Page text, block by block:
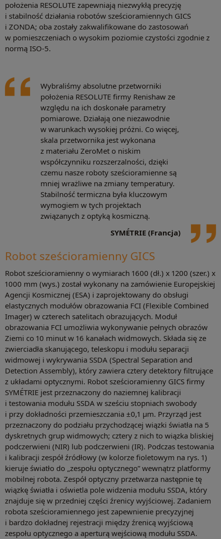
położenia RESOLUTE zapewniają niezwykłą precyzję
i stabilność działania robotów sześcioramiennych GICS
i ZONDA; oba zostały zakwalifikowane do zastosowań
w pomieszczeniach o wysokim poziomie czystości zgodnie z
normą ISO-5.
Wybraliśmy absolutne przetworniki
położenia RESOLUTE firmy Renishaw ze
względu na ich doskonałe parametry
pomiarowe. Działają one niezawodnie
w warunkach wysokiej próżni. Co więcej,
skala przetwornika jest wykonana
z materiału ZeroMet o niskim
współczynniku rozszerzalności, dzięki
czemu nasze roboty sześcioramienne są
mniej wrażliwe na zmiany temperatury.
Stabilność termiczna była kluczowym
wymogiem w tych projektach
związanych z optyką kosmiczną.
SYMÉTRIE (Francja)
Robot sześcioramienny GICS
Robot sześcioramienny o wymiarach 1600 (dł.) x 1200 (szer.) x
1000 mm (wys.) został wykonany na zamówienie Europejskiej
Agencji Kosmicznej (ESA) i zaprojektowany do obsługi
elastycznych modułów obrazowania FCI (Flexible Combined
Imager) w czterech satelitach obrazujących. Moduł
obrazowania FCI umożliwia wykonywanie pełnych obrazów
Ziemi co 10 minut w 16 kanałach widmowych. Składa się ze
zwierciadła skanującego, teleskopu i modułu separacji
widmowej i wykrywania SSDA (Spectral Separation and
Detection Assembly), który zawiera cztery detektory filtrujące
z układami optycznymi. Robot sześcioramienny GICS firmy
SYMÉTRIE jest przeznaczony do naziemnej kalibracji
i testowania modułu SSDA w sześciu stopniach swobody
i przy dokładności przemieszczania ±0,1 μm. Przyrząd jest
przeznaczony do podziału przychodzącej wiązki światła na 5
dyskretnych grup widmowych; cztery z nich to wiązka bliskiej
podczerwieni (NIR) lub podczerwieni (IR). Podczas testowania
i kalibracji zespół źródłowy (w kolorze fioletowym na rys. 1)
kieruje światło do „zespołu optycznego” wewnątrz platformy
mobilnej robota. Zespół optyczny przetwarza następnie tę
wiązkę światła i oświetla pole widzenia modułu SSDA, który
znajduje się w przedniej części źrenicy wyjściowej. Zadaniem
robota sześcioramiennego jest zapewnienie precyzyjnej
i bardzo dokładnej rejestracji między źrenicą wyjściową
zespołu optycznego a aperturą wejściową modułu SSDA.